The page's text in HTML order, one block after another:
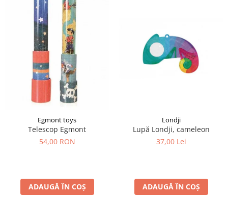
Egmont toys
Telescop Egmont
54,00 RON
ADAUGĂ ÎN COȘ
Londji
Lupă Londji, cameleon
37,00 Lei
ADAUGĂ ÎN COȘ